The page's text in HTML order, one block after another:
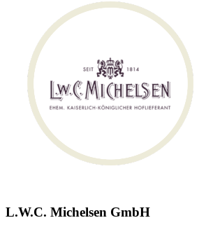
L.W.C. Michelsen GmbH